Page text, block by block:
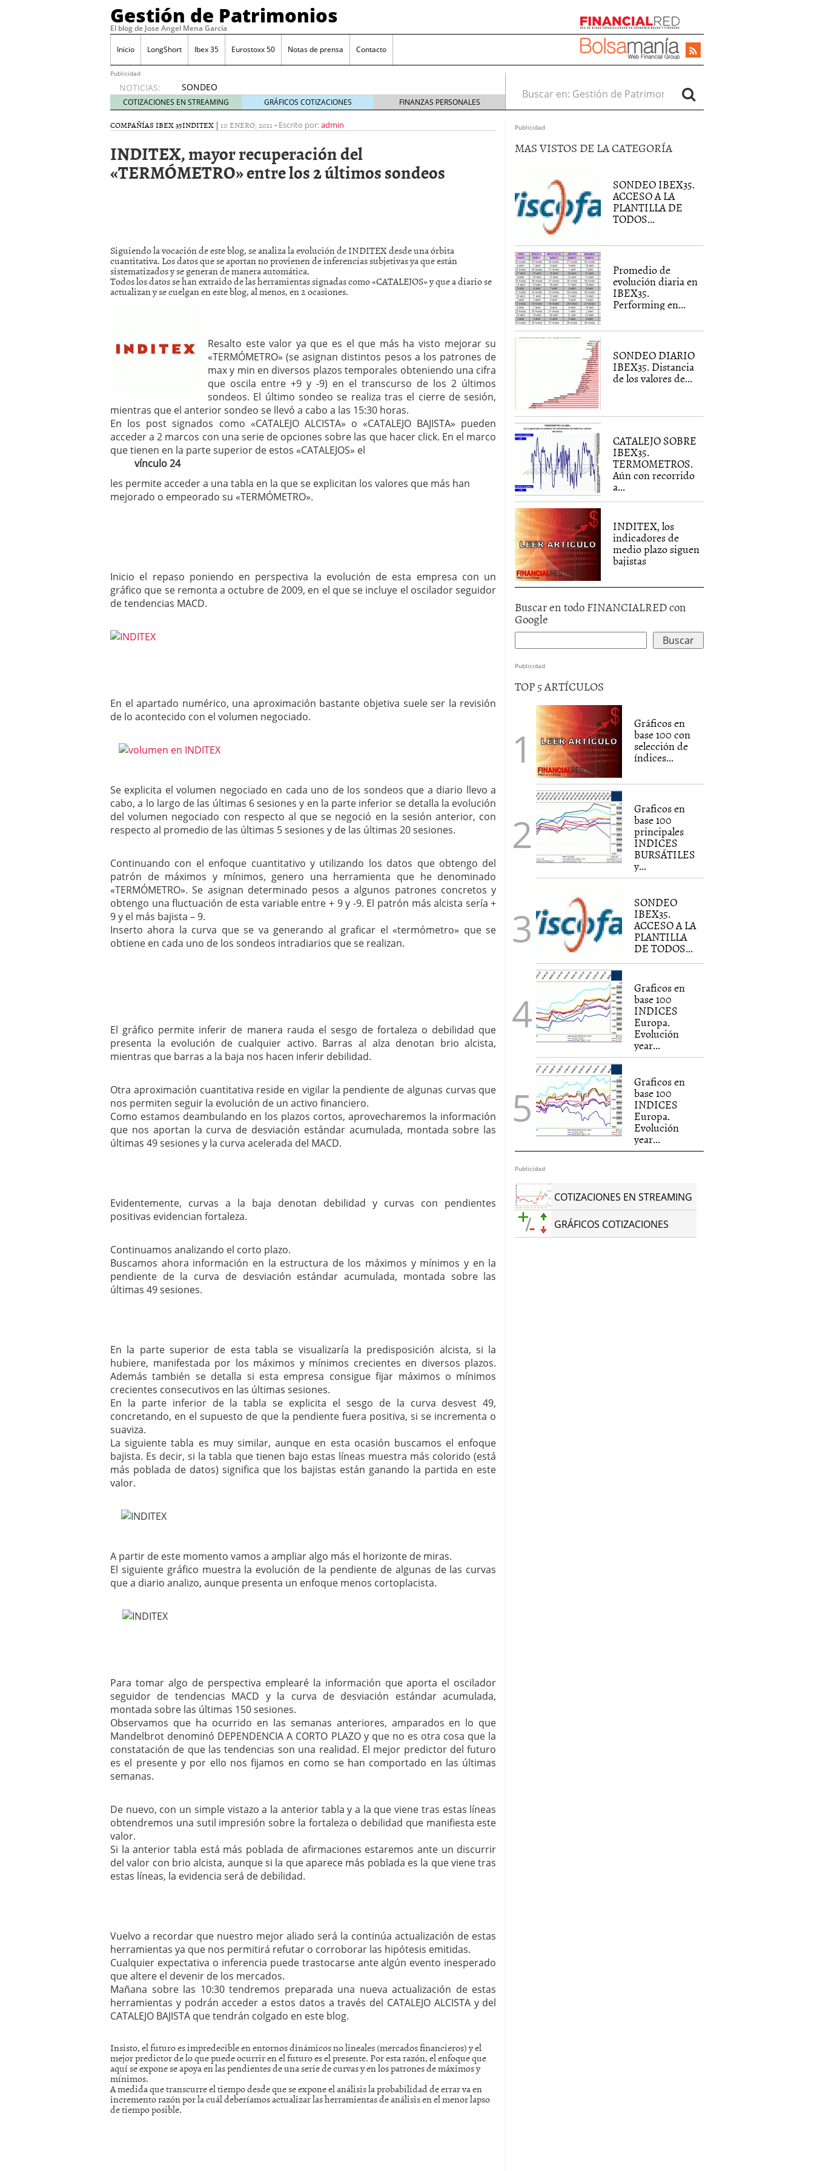
Gestión de Patrimonios
El blog de Jose Angel Mena García
Inicio LongShort Ibex 35 Eurostoxx 50 Notas de prensa Contacto
Publicidad
NOTICIAS:
SONDEO
IBEX35.
ACCESO
A LA
TODOS
LOS
Comprar y vender divisas con eToro
febrero 24, 2014
SONDEO DIARIO IBEX35. Distancia de los valores de IBEX35 a m?ximos
anuales. Se constata progresivo alejamiento global de m?ximos anuales
mayo 28, 2013
Catalejo sobre IBEX35. SISM?METROS. Prosiguen a la baja desde el 13/mayo
rebote interesante
COTIZACIONES EN STREAMING GRÁFICOS COTIZACIONES FINANZAS PERSONALES
Buscar en:
COMPAÑÍAS IBEX 35INDITEX | 10 ENERO, 2011 - Escrito por:admin
INDITEX, mayor recuperación del
«TERMÓMETRO» entre los 2 últimos sondeos
Siguiendo la vocación de este blog, se analiza la evolución de INDITEX desde una órbita
cuantitativa. Los datos que se aportan no provienen de inferencias subjetivas ya que están
sistematizados y se generan de manera automática.
Todos los datos se han extraido de las herramientas signadas como «CATALEJOS» y que a diario se
actualizan y se cuelgan en este blog, al menos, en 2 ocasiones.
Resalto este valor ya que es el que más ha visto mejorar su
«TERMÓMETRO» (se asignan distintos pesos a los patrones de
max y min en diversos plazos temporales obteniendo una cifra
que oscila entre +9 y -9) en el transcurso de los 2 últimos
sondeos. El último sondeo se realiza tras el cierre de sesión,
mientras que el anterior sondeo se llevó a cabo a las 15:30 horas.
En los post signados como «CATALEJO ALCISTA» o «CATALEJO BAJISTA» pueden
acceder a 2 marcos con una serie de opciones sobre las que hacer click. En el marco
que tienen en la parte superior de estos «CATALEJOS» el
vínculo 24
les permite acceder a una tabla en la que se explicitan los valores que más han
mejorado o empeorado su «TERMÓMETRO».
Inicio el repaso poniendo en perspectiva la evolución de esta empresa con un
gráfico que se remonta a octubre de 2009, en el que se incluye el oscilador seguidor
de tendencias MACD.
En el apartado numérico, una aproximación bastante objetiva suele ser la revisión
de lo acontecido con el volumen negociado.
Se explicita el volumen negociado en cada uno de los sondeos que a diario llevo a
cabo, a lo largo de las últimas 6 sesiones y en la parte inferior se detalla la evolución
del volumen negociado con respecto al que se negoció en la sesión anterior, con
respecto al promedio de las últimas 5 sesiones y de las últimas 20 sesiones.
Continuando con el enfoque cuantitativo y utilizando los datos que obtengo del
patrón de máximos y mínimos, genero una herramienta que he denominado
«TERMÓMETRO». Se asignan determinado pesos a algunos patrones concretos y
obtengo una fluctuación de esta variable entre + 9 y -9. El patrón más alcista sería +
9 y el más bajista – 9.
Inserto ahora la curva que se va generando al graficar el «termómetro» que se
obtiene en cada uno de los sondeos intradiarios que se realizan.
El gráfico permite inferir de manera rauda el sesgo de fortaleza o debilidad que
presenta la evolución de cualquier activo. Barras al alza denotan brio alcista,
mientras que barras a la baja nos hacen inferir debilidad.
Otra aproximación cuantitativa reside en vigilar la pendiente de algunas curvas que
nos permiten seguir la evolución de un activo financiero.
Como estamos deambulando en los plazos cortos, aprovecharemos la información
que nos aportan la curva de desviación estándar acumulada, montada sobre las
últimas 49 sesiones y la curva acelerada del MACD.
Evidentemente, curvas a la baja denotan debilidad y curvas con pendientes
positivas evidencian fortaleza.
Continuamos analizando el corto plazo.
Buscamos ahora información en la estructura de los máximos y mínimos y en la
pendiente de la curva de desviación estándar acumulada, montada sobre las
últimas 49 sesiones.
En la parte superior de esta tabla se visualizaría la predisposición alcista, si la
hubiere, manifestada por los máximos y mínimos crecientes en diversos plazos.
Además también se detalla si esta empresa consigue fijar máximos o mínimos
crecientes consecutivos en las últimas sesiones.
En la parte inferior de la tabla se explicita el sesgo de la curva desvest 49,
concretando, en el supuesto de que la pendiente fuera positiva, si se incrementa o
suaviza.
La siguiente tabla es muy similar, aunque en esta ocasión buscamos el enfoque
bajista. Es decir, si la tabla que tienen bajo estas líneas muestra más colorido (está
más poblada de datos) significa que los bajistas están ganando la partida en este
valor.
A partir de este momento vamos a ampliar algo más el horizonte de miras.
El siguiente gráfico muestra la evolución de la pendiente de algunas de las curvas
que a diario analizo, aunque presenta un enfoque menos cortoplacista.
Para tomar algo de perspectiva emplearé la información que aporta el oscilador
seguidor de tendencias MACD y la curva de desviación estándar acumulada,
montada sobre las últimas 150 sesiones.
Observamos que ha ocurrido en las semanas anteriores, amparados en lo que
Mandelbrot denominó DEPENDENCIA A CORTO PLAZO y que no es otra cosa que la
constatación de que las tendencias son una realidad. El mejor predictor del futuro
es el presente y por ello nos fijamos en como se han comportado en las últimas
semanas.
De nuevo, con un simple vistazo a la anterior tabla y a la que viene tras estas líneas
obtendremos una sutil impresión sobre la fortaleza o debilidad que manifiesta este
valor.
Si la anterior tabla está más poblada de afirmaciones estaremos ante un discurrir
del valor con brio alcista, aunque si la que aparece más poblada es la que viene tras
estas líneas, la evidencia será de debilidad.
Vuelvo a recordar que nuestro mejor aliado será la continúa actualización de estas
herramientas ya que nos permitirá refutar o corroborar las hipótesis emitidas.
Cualquier expectativa o inferencia puede trastocarse ante algún evento inesperado
que altere el devenir de los mercados.
Mañana sobre las 10:30 tendremos preparada una nueva actualización de estas
herramientas y podrán acceder a estos datos a través del CATALEJO ALCISTA y del
CATALEJO BAJISTA que tendrán colgado en este blog.
Insisto, el futuro es impredecible en entornos dinámicos no lineales (mercados financieros) y el
mejor predictor de lo que puede ocurrir en el futuro es el presente. Por esta razón, el enfoque que
aquí se expone se apoya en las pendientes de una serie de curvas y en los patrones de máximos y
mínimos.
A medida que transcurre el tiempo desde que se expone el análisis la probabilidad de errar va en
incremento razón por la cuál deberíamos actualizar las herramientas de análisis en el menor lapso
de tiempo posible.
Publicidad
MAS VISTOS DE LA CATEGORÍA
SONDEO IBEX35.
ACCESO A LA
PLANTILLA DE
TODOS...
Promedio de
evolución diaria en
IBEX35.
Performing en...
SONDEO DIARIO
IBEX35. Distancia
de los valores de...
CATALEJO SOBRE
IBEX35.
TERMOMETROS.
Aún con recorrido
a...
INDITEX, los
indicadores de
medio plazo siguen
bajistas
Buscar en todo FINANCIALRED con
Google
Publicidad
TOP 5 ARTÍCULOS
Gráficos en
base 100 con
selección de
índices...
Graficos en
base 100
principales
INDICES
BURSÁTILES
y...
SONDEO
IBEX35.
ACCESO A LA
PLANTILLA
DE TODOS...
Graficos en
base 100
INDICES
Europa.
Evolución
year...
Graficos en
base 100
INDICES
Europa.
Evolución
year...
Publicidad
COTIZACIONES EN STREAMING
GRÁFICOS COTIZACIONES